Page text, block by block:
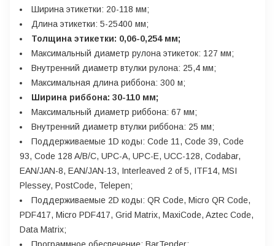
Ширина этикетки: 20-118 мм;
Длина этикетки: 5-25400 мм;
Толщина этикетки: 0,06-0,254 мм;
Максимальный диаметр рулона этикеток: 127 мм;
Внутренний диаметр втулки рулона: 25,4 мм;
Максимальная длина риббона: 300 м;
Ширина риббона: 30-110 мм;
Максимальный диаметр риббона: 67 мм;
Внутренний диаметр втулки риббона: 25 мм;
Поддерживаемые 1D коды: Code 11, Code 39, Code
93, Code 128 A/B/C, UPC-A, UPC-E, UCC-128, Codabar,
EAN/JAN-8, EAN/JAN-13, Interleaved 2 of 5, ITF14, MSI
Plessey, PostCode, Telepen;
Поддерживаемые 2D коды: QR Code, Micro QR Code,
PDF417, Micro PDF417, Grid Matrix, MaxiCode, Aztec Code,
Data Matrix;